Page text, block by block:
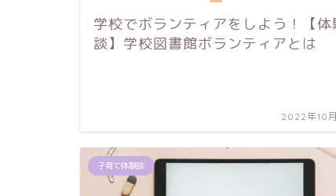
学校でボランティアをしよう！【体
談】学校図書館ボランティアとは
2022年10
子育て体験談